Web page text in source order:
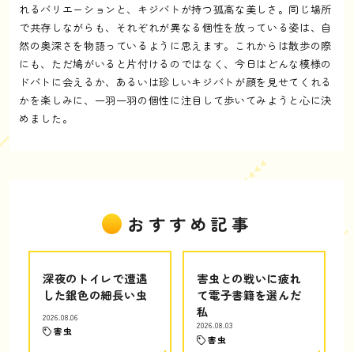
れるバリエーションと、キジバトが持つ孤高な美しさ。同じ場所
で共存しながらも、それぞれが異なる個性を放っている姿は、自
然の奥深さを物語っているように思えます。これからは散歩の際
にも、ただ鳩がいると片付けるのではなく、今日はどんな模様の
ドバトに会えるか、あるいは珍しいキジバトが顔を見せてくれる
かを楽しみに、一羽一羽の個性に注目して歩いてみようと心に決
めました。
おすすめ記事
深夜のトイレで遭遇
した銀色の細長い虫
2026.08.06
害虫
害虫との戦いに疲れ
て電子書籍を選んだ
私
2026.08.03
害虫